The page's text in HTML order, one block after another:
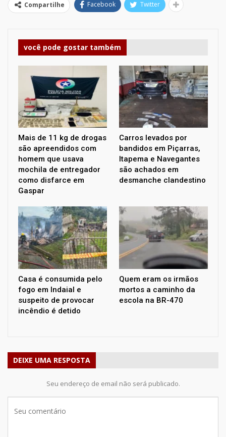
Compartilhe Facebook Twitter
você pode gostar também
Mais de 11 kg de drogas
são apreendidos com
homem que usava
mochila de entregador
como disfarce em
Gaspar
Carros levados por
bandidos em Piçarras,
Itapema e Navegantes
são achados em
desmanche clandestino
Casa é consumida pelo
fogo em Indaial e
suspeito de provocar
incêndio é detido
Quem eram os irmãos
mortos a caminho da
escola na BR-470
DEIXE UMA RESPOSTA
Seu endereço de email não será publicado.